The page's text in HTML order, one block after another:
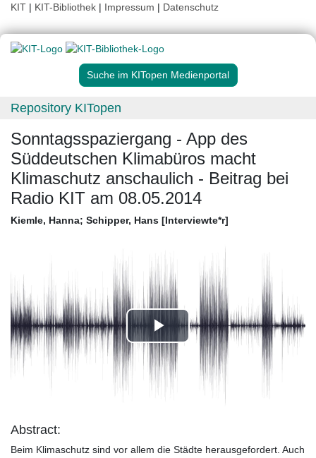
KIT | KIT-Bibliothek | Impressum | Datenschutz
Suche im KITopen Medienportal
Repository KITopen
Sonntagsspaziergang - App des
Süddeutschen Klimabüros macht
Klimaschutz anschaulich - Beitrag bei
Radio KIT am 08.05.2014
Kiemle, Hanna; Schipper, Hans [Interviewte*r]
Play
Video
Abstract:
Beim Klimaschutz sind vor allem die Städte herausgefordert. Auch